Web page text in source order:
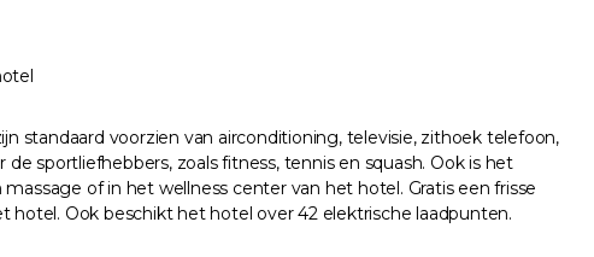
standaard voorzien van airconditioning, televisie, zithoek telefoon,
sportliefhebbers, zoals fitness, tennis en squash. Ook is het
of in het wellness center van het hotel. Gratis een frisse
Ook beschikt het hotel over 42 elektrische laadpunten.